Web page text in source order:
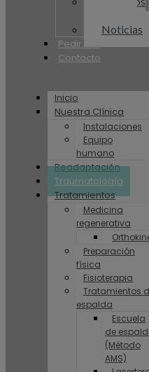
Noticias
Pedir cita
Contacto
Inicio
Nuestra Clínica
Instalaciones
Equipo
humano
Readaptación
Traumatología
Tratamientos
Medicina
regenerativa
Preparación
física
Fisioterapia
Tratamientos
espalda
Escuela
de
(Método
AMS)